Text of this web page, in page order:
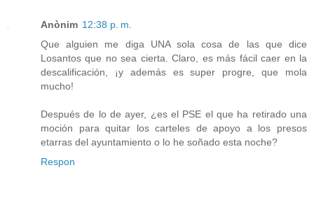
Anònim 12:38 p. m.
Que alguien me diga UNA sola cosa de las que dice
Losantos que no sea cierta. Claro, es más fácil caer en la
descalificación, ¡y además es super progre, que mola
mucho!
Después de lo de ayer, ¿es el PSE el que ha retirado una
moción para quitar los carteles de apoyo a los presos
etarras del ayuntamiento o lo he soñado esta noche?
Respon